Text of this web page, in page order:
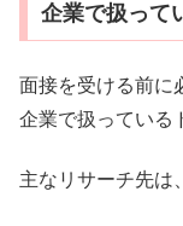
企業で扱って
面接を受ける前に
企業で扱っている
主なリサーチ先は、